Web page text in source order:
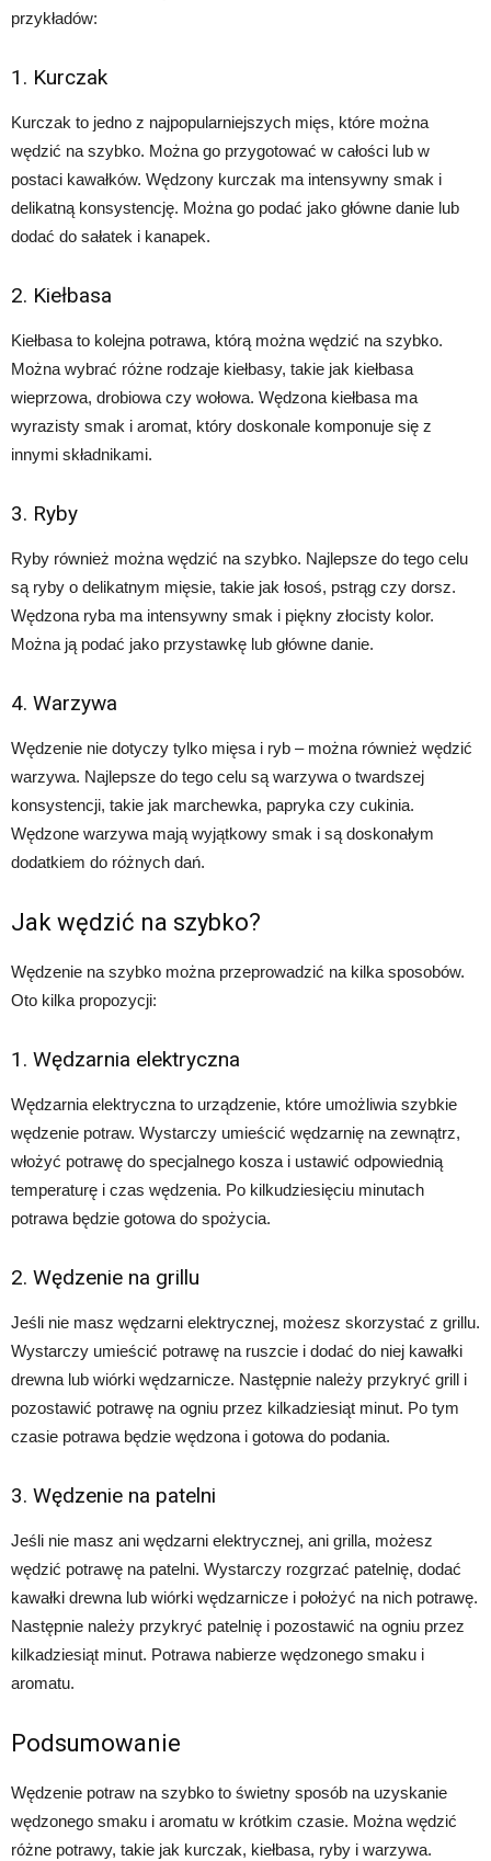
przykładów:
1. Kurczak
Kurczak to jedno z najpopularniejszych mięs, które można
wędzić na szybko. Można go przygotować w całości lub w
postaci kawałków. Wędzony kurczak ma intensywny smak i
delikatną konsystencję. Można go podać jako główne danie lub
dodać do sałatek i kanapek.
2. Kiełbasa
Kiełbasa to kolejna potrawa, którą można wędzić na szybko.
Można wybrać różne rodzaje kiełbasy, takie jak kiełbasa
wieprzowa, drobiowa czy wołowa. Wędzona kiełbasa ma
wyrazisty smak i aromat, który doskonale komponuje się z
innymi składnikami.
3. Ryby
Ryby również można wędzić na szybko. Najlepsze do tego celu
są ryby o delikatnym mięsie, takie jak łosoś, pstrąg czy dorsz.
Wędzona ryba ma intensywny smak i piękny złocisty kolor.
Można ją podać jako przystawkę lub główne danie.
4. Warzywa
Wędzenie nie dotyczy tylko mięsa i ryb – można również wędzić
warzywa. Najlepsze do tego celu są warzywa o twardszej
konsystencji, takie jak marchewka, papryka czy cukinia.
Wędzone warzywa mają wyjątkowy smak i są doskonałym
dodatkiem do różnych dań.
Jak wędzić na szybko?
Wędzenie na szybko można przeprowadzić na kilka sposobów.
Oto kilka propozycji:
1. Wędzarnia elektryczna
Wędzarnia elektryczna to urządzenie, które umożliwia szybkie
wędzenie potraw. Wystarczy umieścić wędzarnię na zewnątrz,
włożyć potrawę do specjalnego kosza i ustawić odpowiednią
temperaturę i czas wędzenia. Po kilkudziesięciu minutach
potrawa będzie gotowa do spożycia.
2. Wędzenie na grillu
Jeśli nie masz wędzarni elektrycznej, możesz skorzystać z grillu.
Wystarczy umieścić potrawę na ruszcie i dodać do niej kawałki
drewna lub wiórki wędzarnicze. Następnie należy przykryć grill i
pozostawić potrawę na ogniu przez kilkadziesiąt minut. Po tym
czasie potrawa będzie wędzona i gotowa do podania.
3. Wędzenie na patelni
Jeśli nie masz ani wędzarni elektrycznej, ani grilla, możesz
wędzić potrawę na patelni. Wystarczy rozgrzać patelnię, dodać
kawałki drewna lub wiórki wędzarnicze i położyć na nich potrawę.
Następnie należy przykryć patelnię i pozostawić na ogniu przez
kilkadziesiąt minut. Potrawa nabierze wędzonego smaku i
aromatu.
Podsumowanie
Wędzenie potraw na szybko to świetny sposób na uzyskanie
wędzonego smaku i aromatu w krótkim czasie. Można wędzić
różne potrawy, takie jak kurczak, kiełbasa, ryby i warzywa.